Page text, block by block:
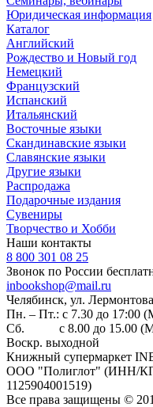
Юридическая информация
Каталог
Английский
Рождество и Новый год
Немецкий
Французский
Испанский
Итальянский
Восточные языки
Скандинавские языки
Славянские языки
Другие языки
Распродажа
Подарочные издания
Сувениры
Творчество и Хобби
Наши контакты
8 800 301 08 25
Звонок по России
inbookshop@mail.ru
Челябинск, ул.
Пн. – Пт.: с 7.30 до 17:00
Сб. с 8.00 до 15.00
Воскр. выходной
Книжный супермаркет
ООО "Полиглот" (ИНН/
1125904001519)
Все права защищены ©